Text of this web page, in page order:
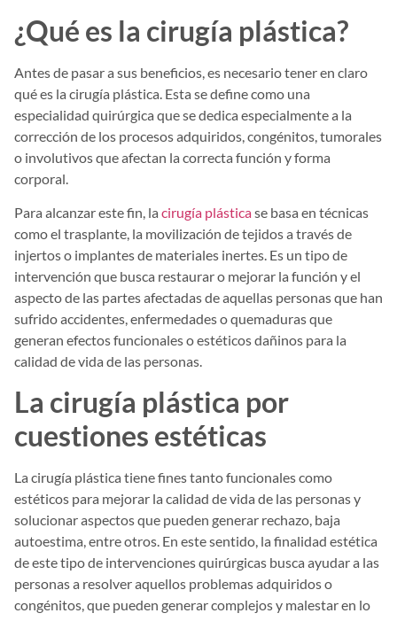
¿Qué es la cirugía plástica?
Antes de pasar a sus beneficios, es necesario tener en claro
qué es la cirugía plástica. Esta se define como una
especialidad quirúrgica que se dedica especialmente a la
corrección de los procesos adquiridos, congénitos, tumorales
o involutivos que afectan la correcta función y forma
corporal.
Para alcanzar este fin, la cirugía plásticase basa en técnicas
como el trasplante, la movilización de tejidos a través de
injertos o implantes de materiales inertes. Es un tipo de
intervención que busca restaurar o mejorar la función y el
aspecto de las partes afectadas de aquellas personas que han
sufrido accidentes, enfermedades o quemaduras que
generan efectos funcionales o estéticos dañinos para la
calidad de vida de las personas.
La cirugía plástica por
cuestiones estéticas
La cirugía plástica tiene fines tanto funcionales como
estéticos para mejorar la calidad de vida de las personas y
solucionar aspectos que pueden generar rechazo, baja
autoestima, entre otros. En este sentido, la finalidad estética
de este tipo de intervenciones quirúrgicas busca ayudar a las
personas a resolver aquellos problemas adquiridos o
congénitos, que pueden generar complejos y malestar en lo